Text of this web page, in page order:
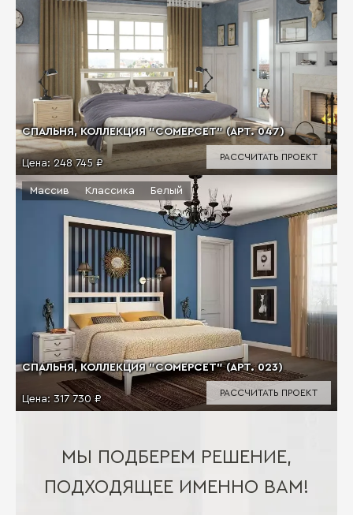
СПАЛЬНЯ, КОЛЛЕКЦИЯ "СОМЕРСЕТ" (АРТ. 047)
Цена: 248 745 ₽
РАССЧИТАТЬ ПРОЕКТ
СПАЛЬНЯ, КОЛЛЕКЦИЯ "СОМЕРСЕТ" (АРТ. 023)
Цена: 317 730 ₽
Массив Классика Белый
РАССЧИТАТЬ ПРОЕКТ
МЫ ПОДБЕРЕМ РЕШЕНИЕ,
ПОДХОДЯЩЕЕ ИМЕННО ВАМ!